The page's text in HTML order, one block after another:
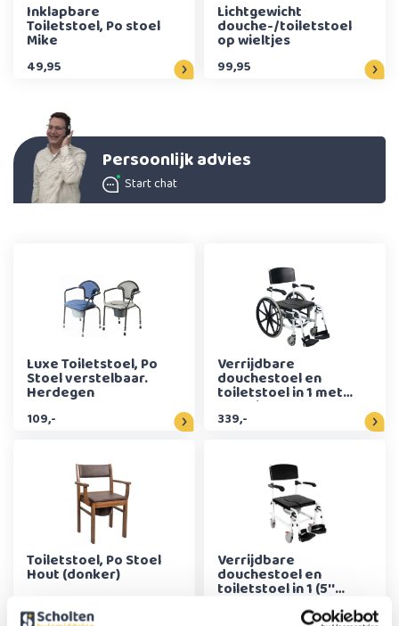
Inklapbare
Toiletstoel, Po stoel
Mike
49,95
Lichtgewicht
douche-/toiletstoel
op wieltjes
99,95
Persoonlijk advies
Start chat
Luxe Toiletstoel, Po
Stoel verstelbaar.
Herdegen
109,-
Verrijdbare
douchestoel en
toiletstoel in 1 met
24'' wielen
339,-
Toiletstoel, Po Stoel
Hout (donker)
199,-
Verrijdbare
douchestoel en
toiletstoel in 1 (5''